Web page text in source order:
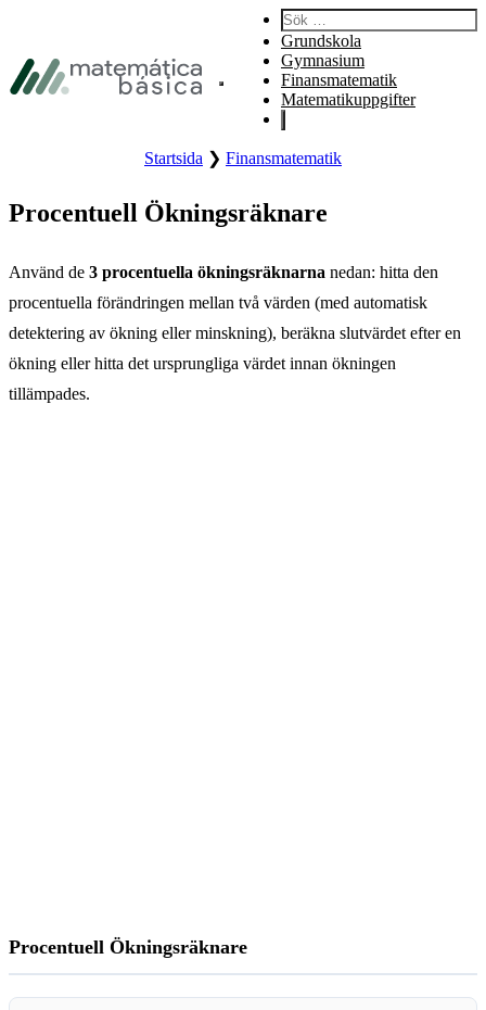
Hoppa till sidfot
Sök:
Grundskola
Gymnasium
Finansmatematik
Matematikuppgifter
Startsida ❯ Finansmatematik
Procentuell Ökningsräknare
Använd de 3 procentuella ökningsräknarna nedan: hitta den
procentuella förändringen mellan två värden (med automatisk
detektering av ökning eller minskning), beräkna slutvärdet efter en
ökning eller hitta det ursprungliga värdet innan ökningen
tillämpades.
Procentuell Ökningsräknare